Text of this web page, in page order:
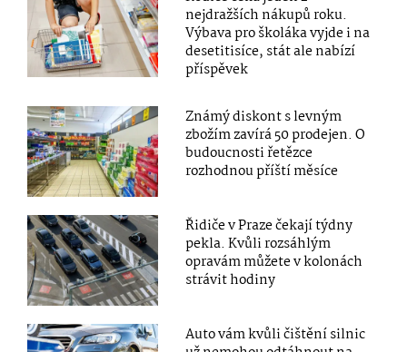
nejdražších nákupů roku.
Výbava pro školáka vyjde i na
desetitisíce, stát ale nabízí
příspěvek
Známý diskont s levným
zbožím zavírá 50 prodejen. O
budoucnosti řetězce
rozhodnou příští měsíce
Řidiče v Praze čekají týdny
pekla. Kvůli rozsáhlým
opravám můžete v kolonách
strávit hodiny
Auto vám kvůli čištění silnic